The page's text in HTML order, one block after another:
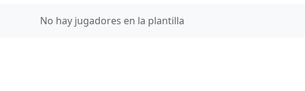
No hay jugadores en la plantilla